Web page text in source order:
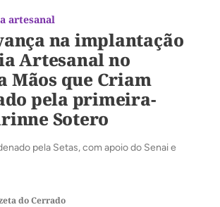
artesanal
na implantação
Artesanal no
Mãos que Criam
pela primeira-
Sotero
pela Setas, com apoio do Senai e
do Cerrado